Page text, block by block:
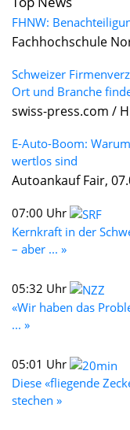
FHNW:
Fachhochschule
Schweizer
Ort und Branche
swiss-press.com /
E-Auto-Boom:
wertlos sind
Autoankauf Fair,
07:00 Uhr
Kernkraft in der
– aber ... »
05:32 Uhr
«Wir haben das
... »
05:01 Uhr
Diese «fliegende
stechen »